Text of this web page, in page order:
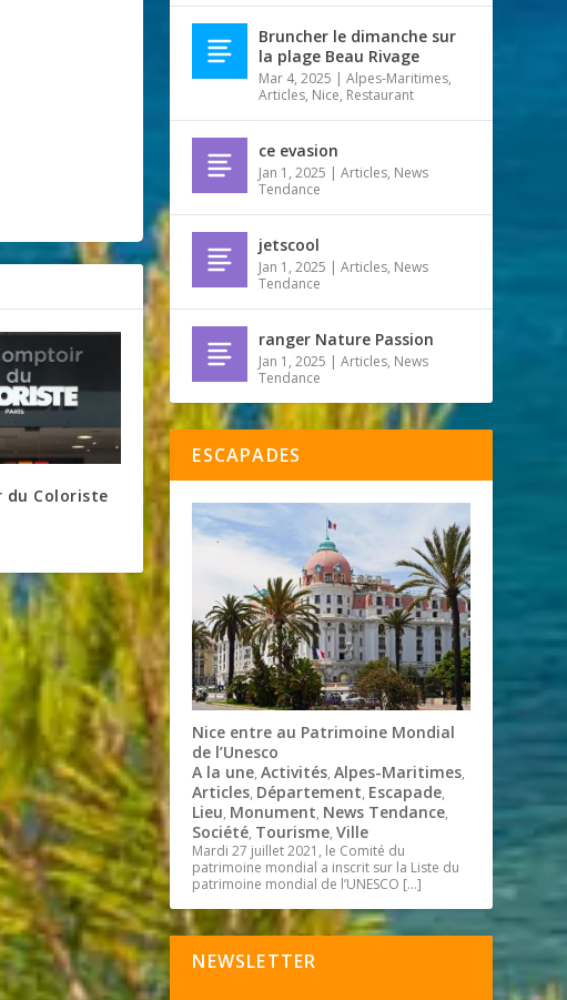
du Coloriste
Bruncher le dimanche sur
la plage Beau Rivage
Mar 4, 2025 |Alpes-Maritimes,
Articles, Nice, Restaurant
ce evasion
Jan 1, 2025 |Articles, News
Tendance
jetscool
Jan 1, 2025 |Articles, News
Tendance
ranger Nature Passion
Jan 1, 2025 |Articles, News
Tendance
ESCAPADES
Nice entre au Patrimoine Mondial
de l’Unesco
A la une,Activités,Alpes-Maritimes,
Articles, Département, Escapade,
Lieu, Monument, News Tendance,
Société, Tourisme,Ville
Mardi 27 juillet 2021, le Comité du
patrimoine mondial a inscrit sur la Liste du
patrimoine mondial de l’UNESCO […]
NEWSLETTER